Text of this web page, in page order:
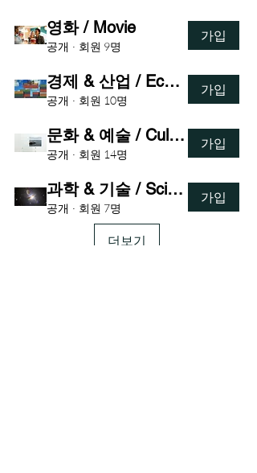
영화 / Movie
공개 · 회원 9명
가입
경제 & 산업 / Economy & Industry
공개 · 회원 10명
가입
문화 & 예술 / Culture & Art
공개 · 회원 14명
가입
과학 & 기술 / Science and Technology
공개 · 회원 7명
가입
더보기